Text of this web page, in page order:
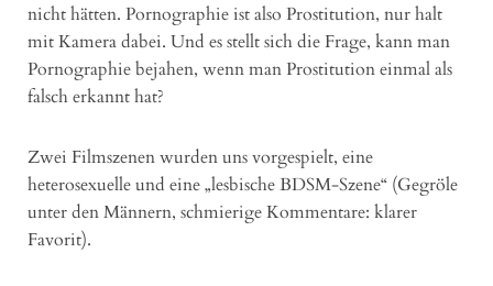
nicht hätten. Pornographie ist also Prostitution, nur halt
mit Kamera dabei. Und es stellt sich die Frage, kann man
Pornographie bejahen, wenn man Prostitution einmal als
falsch erkannt hat?
Zwei Filmszenen wurden uns vorgespielt, eine
heterosexuelle und eine „lesbische BDSM-Szene“ (Gegröle
unter den Männern, schmierige Kommentare: klarer
Favorit).